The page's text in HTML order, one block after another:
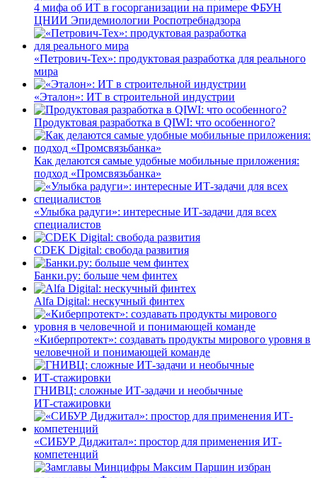
4 мифа об ИТ в госорганизации на примере ФБУН
ЦНИИ Эпидемиологии Роспотребнадзора
«Петрович-Тех»: продуктовая разработка для реального
мира
«Эталон»: ИТ в строительной индустрии
Продуктовая разработка в QIWI: что особенного?
Как делаются самые удобные мобильные приложения:
подход «Промсвязьбанка»
«Улыбка радуги»: интересные ИТ-задачи для всех
специалистов
CDEK Digital: свобода развития
Банки.ру: больше чем финтех
Alfa Digital: нескучный финтех
«Киберпротект»: создавать продукты мирового уровня в
человечной и понимающей команде
ГНИВЦ: сложные ИТ‑задачи и необычные
ИТ‑стажировки
«СИБУР Диджитал»: простор для применения ИТ-
компетенций